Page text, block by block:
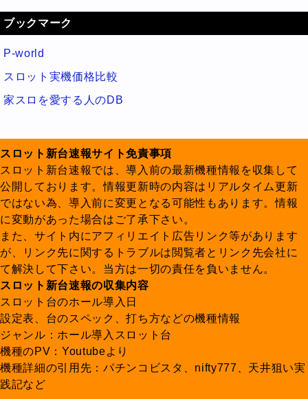
ブックマーク
P-world
スロット実機価格比較
家スロを愛する人のDB
スロット新台速報サイト免責事項
スロット新台速報では、導入前の最新機種情報を収集して
公開しております。情報更新時の内容はリアルタイム更新
ではない為、導入前に変更となる可能性もあります。情報
に変動があった場合はご了承下さい。
また、サイト内にアフィリエイト広告リンク等があります
が、リンク先に関するトラブルは閲覧者とリンク先会社に
て解決して下さい。当方は一切の責任を負いません。
スロット新台速報の収集内容
スロット台のホール導入日
設定表、台のスペック、打ち方などの機種情報
ジャンル：ホール導入スロット台
機種のPV：Youtubeより
機種詳細の引用先：パチンコビスタ、nifty777、天井狙い実
践記など